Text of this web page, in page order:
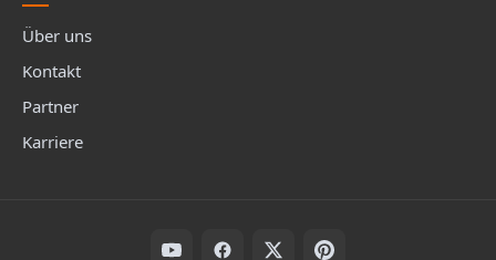
Über uns
Kontakt
Partner
Karriere
Folge uns auf Social Media